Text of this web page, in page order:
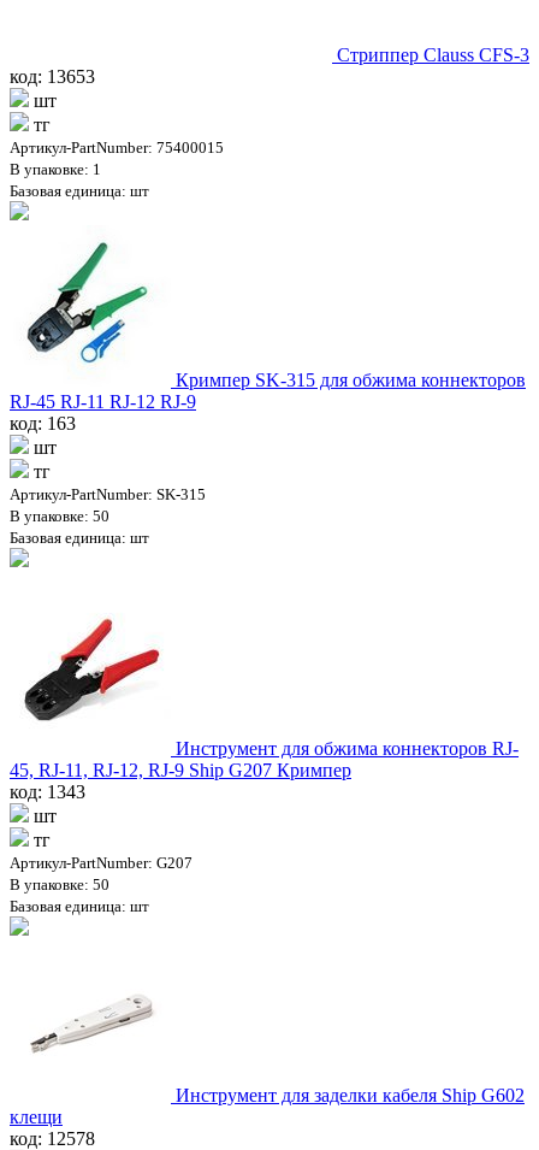
Стриппер Clauss CFS-3
код: 13653
шт
тг
Артикул-PartNumber: 75400015
В упаковке: 1
Базовая единица: шт
Кримпер SK-315 для обжима коннекторов
RJ-45 RJ-11 RJ-12 RJ-9
код: 163
шт
тг
Артикул-PartNumber: SK-315
В упаковке: 50
Базовая единица: шт
Инструмент для обжима коннекторов RJ-
45, RJ-11, RJ-12, RJ-9 Ship G207 Кримпер
код: 1343
шт
тг
Артикул-PartNumber: G207
В упаковке: 50
Базовая единица: шт
Инструмент для заделки кабеля Ship G602
клещи
код: 12578